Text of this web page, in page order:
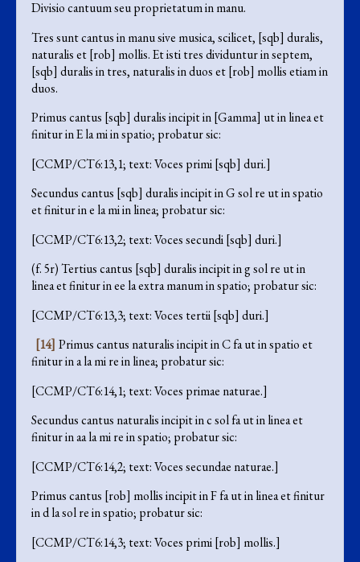
Divisio cantuum seu proprietatum in manu.
Tres sunt cantus in manu sive musica, scilicet, [sqb] duralis,
naturalis et [rob] mollis. Et isti tres dividuntur in septem,
[sqb] duralis in tres, naturalis in duos et [rob] mollis etiam in
duos.
Primus cantus [sqb] duralis incipit in [Gamma] ut in linea et
finitur in E la mi in spatio; probatur sic:
[CCMP/CT6:13,1; text: Voces primi [sqb] duri.]
Secundus cantus [sqb] duralis incipit in G sol re ut in spatio
et finitur in e la mi in linea; probatur sic:
[CCMP/CT6:13,2; text: Voces secundi [sqb] duri.]
(f. 5r) Tertius cantus [sqb] duralis incipit in g sol re ut in
linea et finitur in ee la extra manum in spatio; probatur sic:
[CCMP/CT6:13,3; text: Voces tertii [sqb] duri.]
[14] Primus cantus naturalis incipit in C fa ut in spatio et
finitur in a la mi re in linea; probatur sic:
[CCMP/CT6:14,1; text: Voces primae naturae.]
Secundus cantus naturalis incipit in c sol fa ut in linea et
finitur in aa la mi re in spatio; probatur sic:
[CCMP/CT6:14,2; text: Voces secundae naturae.]
Primus cantus [rob] mollis incipit in F fa ut in linea et finitur
in d la sol re in spatio; probatur sic:
[CCMP/CT6:14,3; text: Voces primi [rob] mollis.]